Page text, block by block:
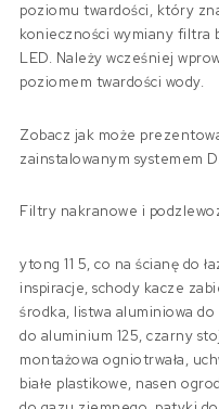
poziomu twardości, który
konieczności wymiany filtra
LED. Należy wcześniej
poziomem twardości wody.
Zobacz jak może
zainstalowanym systemem
Filtry nakranowe i
ytong 11 5, co na ścianę do
inspiracje, schody kacze
środka, listwa aluminiowa
do aluminium 125, czarny
montażowa ogniotrwała,
białe plastikowe, nasen